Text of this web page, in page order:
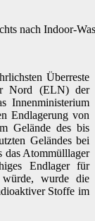
nach Indoor-
Überreste
Nord (ELN) der
Innenministerium
Endlagerung von
Gelände des bis
Geländes bei
das Atommülllager
Endlager für
wurde die
Stoffe im